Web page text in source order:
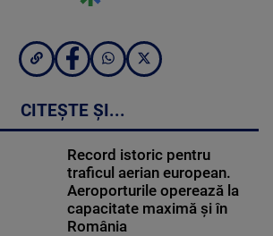
CITEȘTE ȘI...
Record istoric pentru
traficul aerian european.
Aeroporturile operează la
capacitate maximă și în
România